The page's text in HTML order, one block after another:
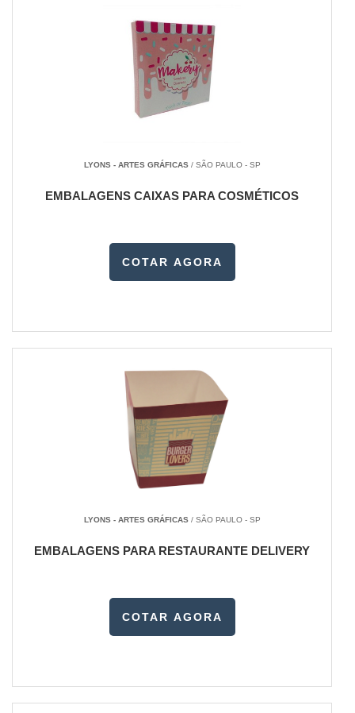
LYONS - ARTES GRÁFICAS/ SÃO PAULO - SP
EMBALAGENS CAIXAS PARA COSMÉTICOS
COTAR AGORA
LYONS - ARTES GRÁFICAS/ SÃO PAULO - SP
EMBALAGENS PARA RESTAURANTE DELIVERY
COTAR AGORA